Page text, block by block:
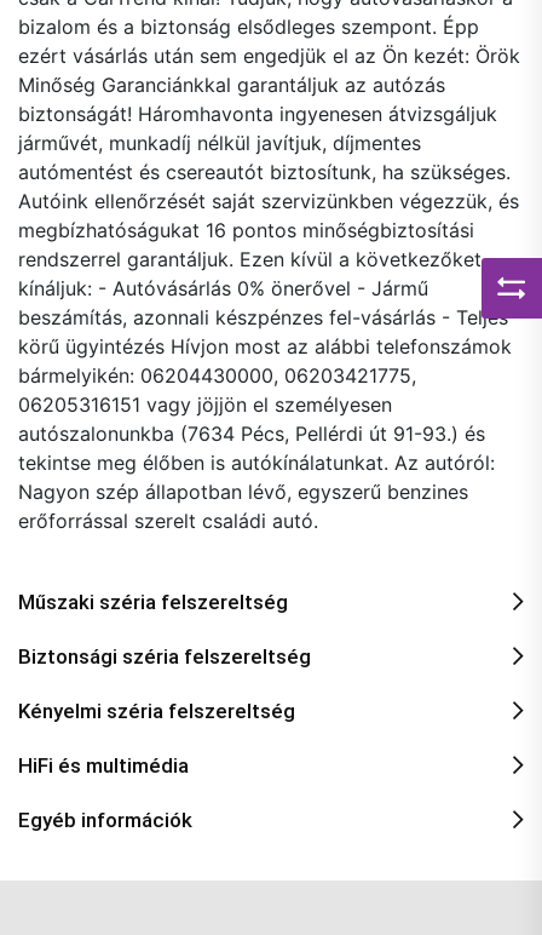
bizalom és a biztonság elsődleges szempont. Épp
ezért vásárlás után sem engedjük el az Ön kezét: Örök
Minőség Garanciánkkal garantáljuk az autózás
biztonságát! Háromhavonta ingyenesen átvizsgáljuk
járművét, munkadíj nélkül javítjuk, díjmentes
autómentést és csereautót biztosítunk, ha szükséges.
Autóink ellenőrzését saját szervizünkben végezzük, és
megbízhatóságukat 16 pontos minőségbiztosítási
rendszerrel garantáljuk. Ezen kívül a következőket
kínáljuk: - Autóvásárlás 0% önerővel - Jármű
beszámítás, azonnali készpénzes fel-vásárlás - Teljes
körű ügyintézés Hívjon most az alábbi telefonszámok
bármelyikén: 06204430000, 06203421775,
06205316151 vagy jöjjön el személyesen
autószalonunkba (7634 Pécs, Pellérdi út 91-93.) és
tekintse meg élőben is autókínálatunkat. Az autóról:
Nagyon szép állapotban lévő, egyszerű benzines
erőforrással szerelt családi autó.
Műszaki széria felszereltség
Biztonsági széria felszereltség
Kényelmi széria felszereltség
HiFi és multimédia
Egyéb információk